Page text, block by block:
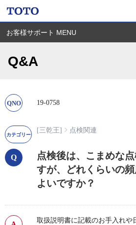
お客様サポート MENU
Q&A
19-0758
[三乾王] 点検関連
点検後は、こまめな
すが、どれくらいの
よいですか？
取扱説明書に記載のお手入れや